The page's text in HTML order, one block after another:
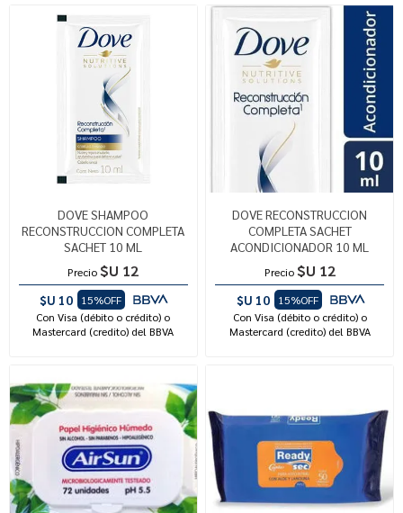
DOVE SHAMPOO
RECONSTRUCCION COMPLETA
SACHET 10 ML
Precio $U 12
$U 10
15%OFF
Con Visa (débito o crédito) o
Mastercard (credito) del BBVA
DOVE RECONSTRUCCION
COMPLETA SACHET
ACONDICIONADOR 10 ML
Precio $U 12
$U 10
15%OFF
Con Visa (débito o crédito) o
Mastercard (credito) del BBVA